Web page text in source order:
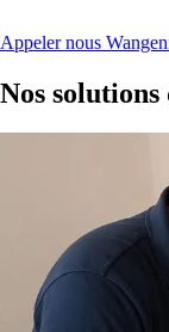
Appeler nous
Nos